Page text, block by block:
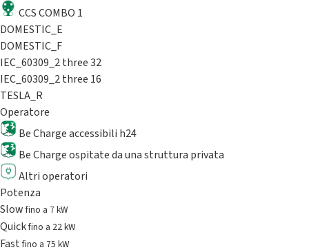
CCS COMBO 1
DOMESTIC_E
DOMESTIC_F
IEC_60309_2 three 32
IEC_60309_2 three 16
TESLA_R
Operatore
Be Charge accessibili h24
Be Charge ospitate da una struttura privata
Altri operatori
Potenza
Slowfino a 7 kW
Quickfino a 22 kW
Fastfino a 75 kW